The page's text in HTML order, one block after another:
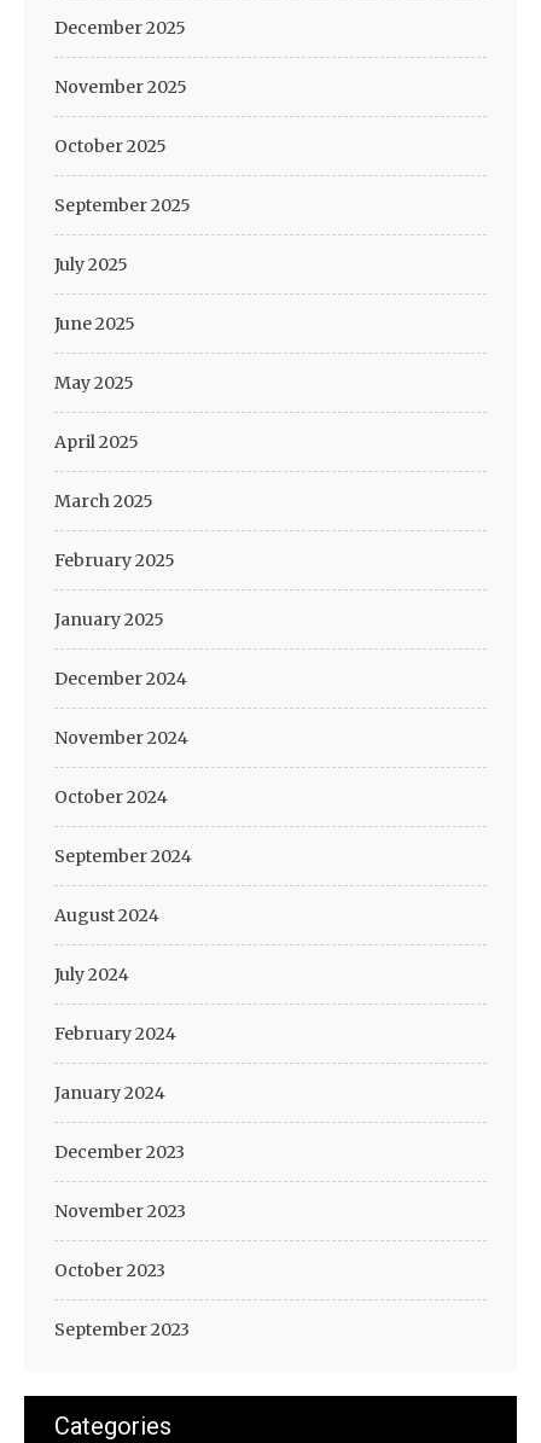
December 2025
November 2025
October 2025
September 2025
July 2025
June 2025
May 2025
April 2025
March 2025
February 2025
January 2025
December 2024
November 2024
October 2024
September 2024
August 2024
July 2024
February 2024
January 2024
December 2023
November 2023
October 2023
September 2023
Categories